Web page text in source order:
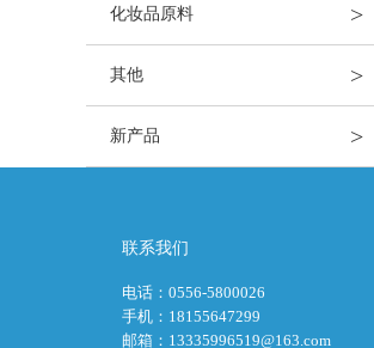
化妆品原料 >
其他 >
新产品 >
联系我们
电话：0556-5800026
手机：18155647299
邮箱：13335996519@163.com